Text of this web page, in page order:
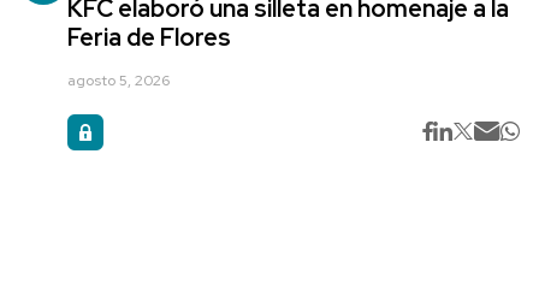
KFC elaboró una silleta en homenaje a la
Feria de Flores
agosto 5, 2026